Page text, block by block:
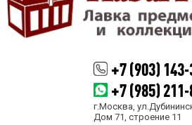
+7 (903)
+7 (985)
г.Москва,
Дом 71, строение 11